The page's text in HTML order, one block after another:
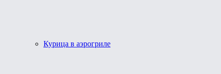
Курица в аэрогриле